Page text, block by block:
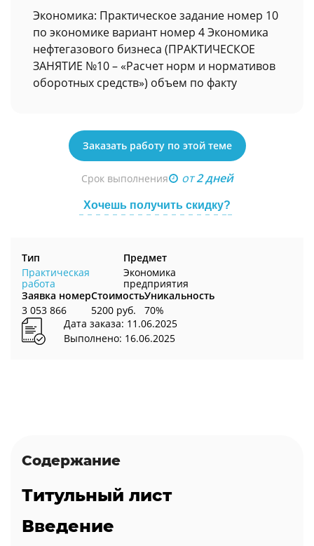
Экономика: Практическое задание номер 10
по экономике вариант номер 4 Экономика
нефтегазового бизнеса (ПРАКТИЧЕСКОЕ
ЗАНЯТИЕ №10 – «Расчет норм и нормативов
оборотных средств») объем по факту
Заказать работу по этой теме
Срок выполнения от2 дней
Хочешь получить скидку?
Тип
Практическая
работа
Предмет
Экономика
предприятия
Заявка номер
3 053 866
Стоимость
5200 руб.
Уникальность
70%
Дата заказа: 11.06.2025
Выполнено: 16.06.2025
Содержание
Титульный лист
Введение